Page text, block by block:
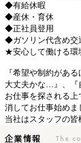
◆有給休暇
◆産休・育休
◆正社員登用
◆ガソリン代含め交
★安心して働ける
『希望や制約があ
大丈夫かな…』、『
お仕事を探される
消してお仕事始めま
当社はスタッフの